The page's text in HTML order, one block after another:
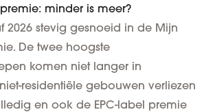
minder is meer?
2026 stevig gesnoeid in de Mijn
De twee hoogste
komen niet langer in
residentiële gebouwen verliezen
en ook de EPC-label premie